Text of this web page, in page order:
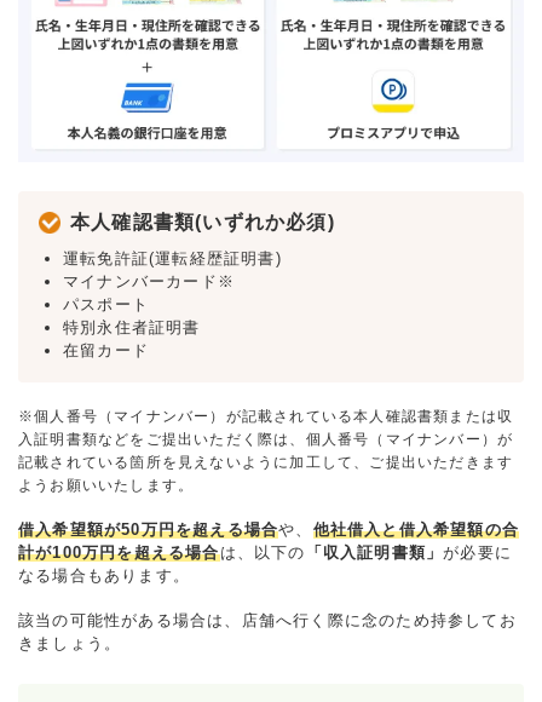
本人確認書類(いずれか必須)
運転免許証(運転経歴証明書)
マイナンバーカード※
パスポート
特別永住者証明書
在留カード
※個人番号（マイナンバー）が記載されている本人確認書類または収
入証明書類などをご提出いただく際は、個人番号（マイナンバー）が
記載されている箇所を見えないように加工して、ご提出いただきます
ようお願いいたします。
借入希望額が50万円を超える場合や、 他社借入と借入希望額の合
計が100万円を超える場合は、以下の 「収入証明書類」が必要に
なる場合もあります。
該当の可能性がある場合は、店舗へ行く際に念のため持参してお
きましょう。